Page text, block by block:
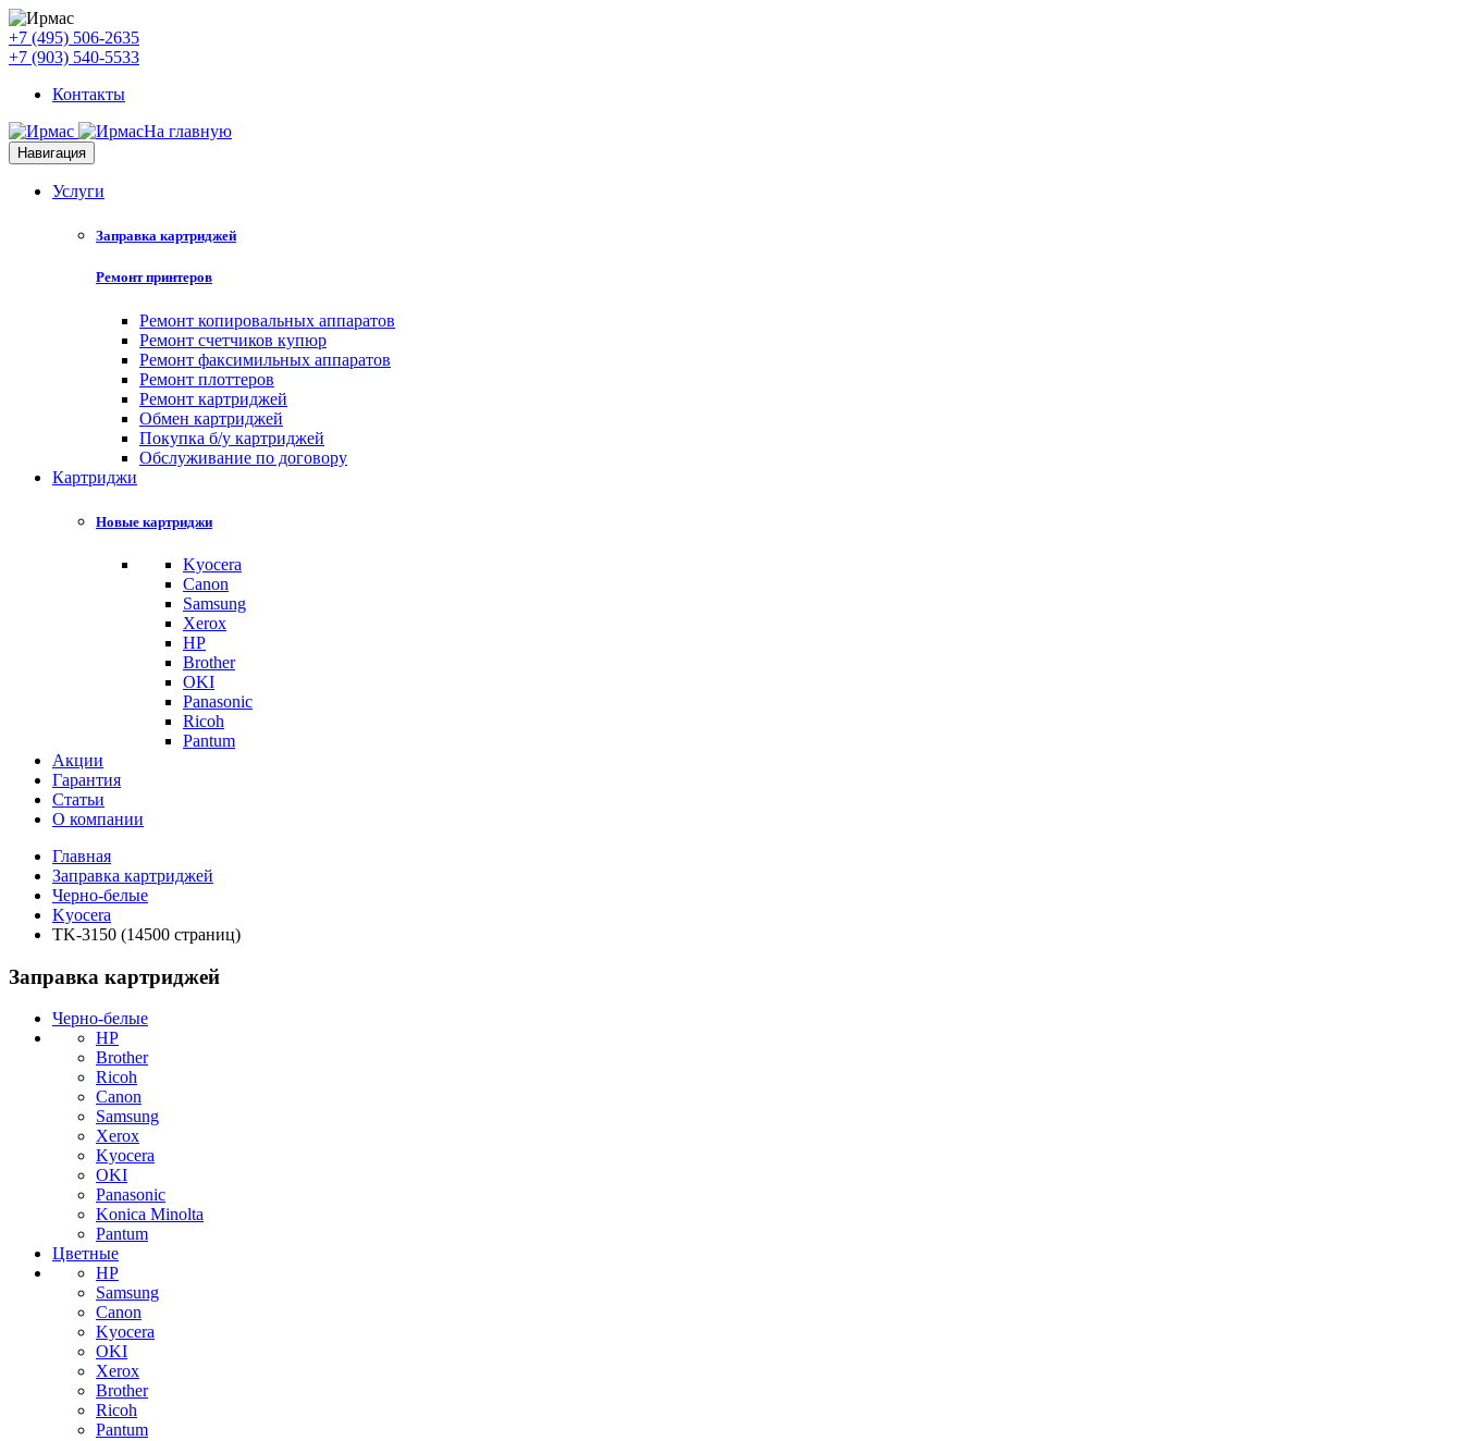
+7 (495) 506-2635
+7 (903) 540-5533
Контакты
На главную
Навигация
Услуги
Заправка картриджей
Ремонт принтеров
Ремонт копировальных аппаратов
Ремонт счетчиков купюр
Ремонт факсимильных аппаратов
Ремонт плоттеров
Ремонт картриджей
Обмен картриджей
Покупка б/у картриджей
Обслуживание по договору
Картриджи
Новые картриджи
Kyocera
Canon
Samsung
Xerox
HP
Brother
OKI
Panasonic
Ricoh
Pantum
Акции
Гарантия
Статьи
О компании
Главная
Заправка картриджей
Черно-белые
Kyocera
TK-3150 (14500 страниц)
Заправка картриджей
Черно-белые
HP
Brother
Ricoh
Canon
Samsung
Xerox
Kyocera
OKI
Panasonic
Konica Minolta
Pantum
Цветные
HP
Samsung
Canon
Kyocera
OKI
Xerox
Brother
Ricoh
Pantum